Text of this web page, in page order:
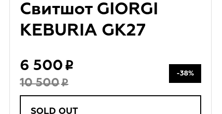
Свитшот GIORGI
KEBURIA GK27
6 500
10 500
-38%
SOLD OUT